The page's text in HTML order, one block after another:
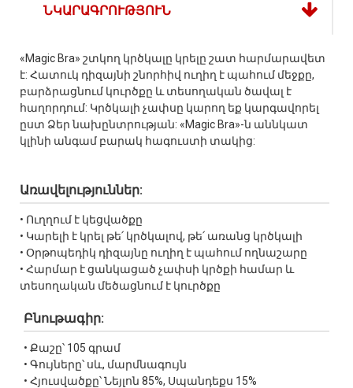
ՆԿԱՐԱԳՐՈՒԹՅՈՒՆ
«Magic Bra» շտկող կրծկալը կրելը շատ հարմարավետ
է: Հատուկ դիզայնի շնորհիվ ուղիղ է պահում մեջքը,
բարձրացնում կուրծքը և տեսողական ծավալ է
հաղորդում: Կրծկալի չափսը կարող եք կարգավորել
ըստ Ձեր նախընտրության: «Magic Bra»-ն աննկատ
կլինի անգամ բարակ հագուստի տակից:
Առավելություններ:
• Ուղղում է կեցվածքը
• Կարելի է կրել թե՛ կրծկալով, թե՛ առանց կրծկալի
• Օրթոպեդիկ դիզայնը ուղիղ է պահում ողնաշարը
• Հարմար է ցանկացած չափսի կրծքի համար և
տեսողական մեծացնում է կուրծքը
Բնութագիր:
• Քաշը՝ 105 գրամ
• Գույները՝ սև, մարմնագույն
• Հյուսվածքը՝ Նեյլոն 85%, Սպանդեքս 15%